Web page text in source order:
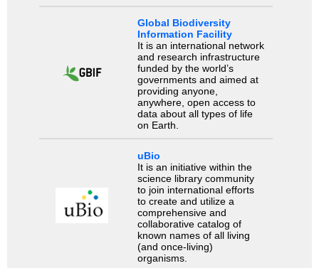
Global Biodiversity
Information Facility
It is an international network
and research infrastructure
funded by the world’s
governments and aimed at
providing anyone,
anywhere, open access to
data about all types of life
on Earth.
uBio
It is an initiative within the
science library community
to join international efforts
to create and utilize a
comprehensive and
collaborative catalog of
known names of all living
(and once-living)
organisms.